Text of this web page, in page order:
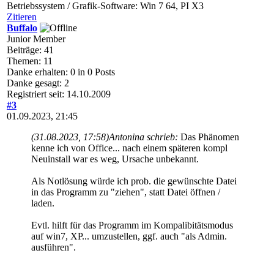
Betriebssystem / Grafik-Software: Win 7 64, PI X3
Zitieren
Buffalo
Junior Member
Beiträge: 41
Themen: 11
Danke erhalten: 0 in 0 Posts
Danke gesagt: 2
Registriert seit: 14.10.2009
#3
01.09.2023, 21:45
(31.08.2023, 17:58)Antonina schrieb: Das Phänomen
kenne ich von Office... nach einem späteren kompl
Neuinstall war es weg, Ursache unbekannt.
Als Notlösung würde ich prob. die gewünschte Datei
in das Programm zu "ziehen", statt Datei öffnen /
laden.
Evtl. hilft für das Programm im Kompalibitätsmodus
auf win7, XP... umzustellen, ggf. auch "als Admin.
ausführen".